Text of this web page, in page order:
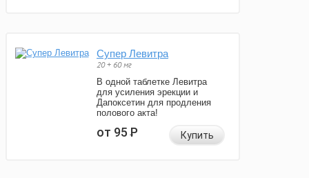
Супер Левитра
20 + 60 мг
В одной таблетке Левитра
для усиления эрекции и
Дапоксетин для продления
полового акта!
от 95Р Купить